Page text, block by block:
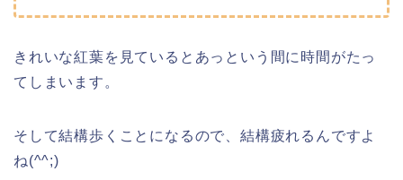
きれいな紅葉を見ているとあっという間に時間がたっ
てしまいます。
そして結構歩くことになるので、結構疲れるんですよ
ね(^^;)